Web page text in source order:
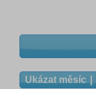
Ukázat měsíc